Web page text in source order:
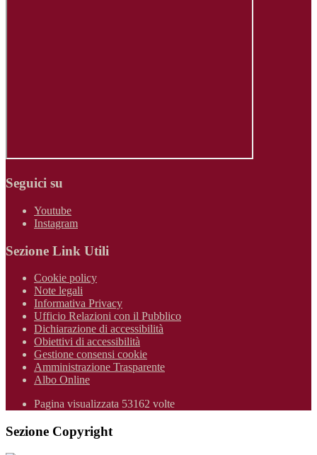
Seguici su
Youtube
Instagram
Sezione Link Utili
Cookie policy
Note legali
Informativa Privacy
Ufficio Relazioni con il Pubblico
Dichiarazione di accessibilità
Obiettivi di accessibilità
Gestione consensi cookie
Amministrazione Trasparente
Albo Online
Pagina visualizzata 53162 volte
Sezione Copyright